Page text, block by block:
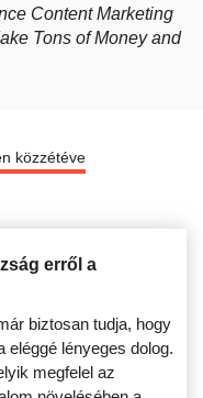
Content Marketing
Tons of Money and
közzétéve
erről a
biztosan tudja, hogy
lényeges dolog.
megfelel az